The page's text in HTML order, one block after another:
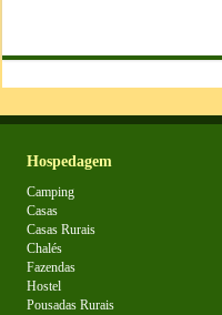
Hospedagem
Camping
Casas
Casas Rurais
Chalés
Fazendas
Hostel
Pousadas Rurais